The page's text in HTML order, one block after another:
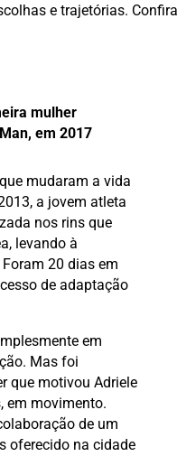
e trajetórias.
mulher
em 2017
mudaram a vida
a jovem atleta
nos rins que
levando à
20 dias em
de adaptação
em
Mas foi
que motivou Adriele
em movimento.
de um
oferecido na cidade